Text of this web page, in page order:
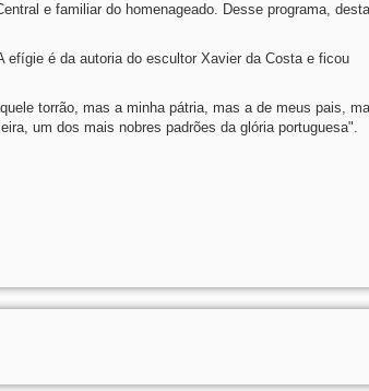
e familiar do homenageado. Desse programa,
efígie é da autoria do escultor Xavier da Costa e ficou
torrão, mas a minha pátria, mas a de meus pais,
um dos mais nobres padrões da glória portuguesa".